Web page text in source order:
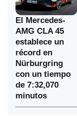
El Mercedes-
AMG CLA 45
establece un
récord en
Nürburgring
con un tiempo
de 7:32,070
minutos